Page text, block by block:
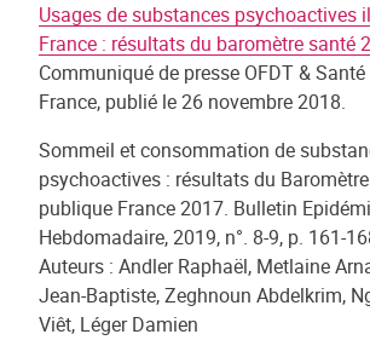
Usages de substances psychoactives
France : résultats du baromètre santé
Communiqué de presse OFDT &
France, publié le 26 novembre 2018.
Sommeil et consommation de
psychoactives : résultats du
publique France 2017. Bulletin
Hebdomadaire, 2019, n°. 8-9, p. 161-
Auteurs : Andler Raphaël, Metlaine
Jean-Baptiste, Zeghnoun Abdelkrim,
Viêt, Léger Damien